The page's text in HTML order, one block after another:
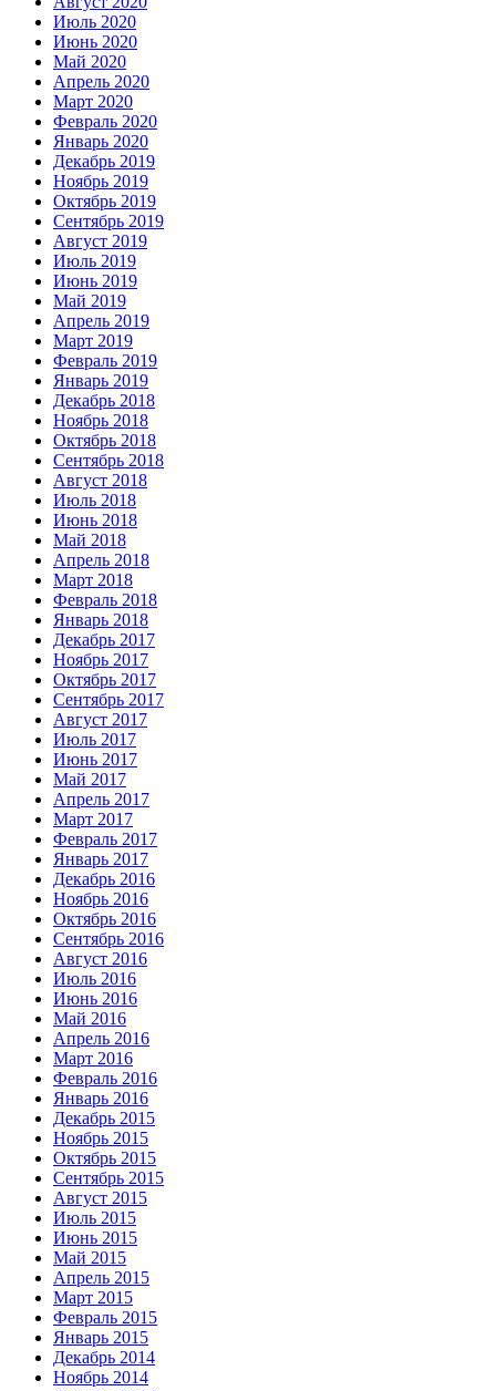
Июль 2020
Июнь 2020
Май 2020
Апрель 2020
Март 2020
Февраль 2020
Январь 2020
Декабрь 2019
Ноябрь 2019
Октябрь 2019
Сентябрь 2019
Август 2019
Июль 2019
Июнь 2019
Май 2019
Апрель 2019
Март 2019
Февраль 2019
Январь 2019
Декабрь 2018
Ноябрь 2018
Октябрь 2018
Сентябрь 2018
Август 2018
Июль 2018
Июнь 2018
Май 2018
Апрель 2018
Март 2018
Февраль 2018
Январь 2018
Декабрь 2017
Ноябрь 2017
Октябрь 2017
Сентябрь 2017
Август 2017
Июль 2017
Июнь 2017
Май 2017
Апрель 2017
Март 2017
Февраль 2017
Январь 2017
Декабрь 2016
Ноябрь 2016
Октябрь 2016
Сентябрь 2016
Август 2016
Июль 2016
Июнь 2016
Май 2016
Апрель 2016
Март 2016
Февраль 2016
Январь 2016
Декабрь 2015
Ноябрь 2015
Октябрь 2015
Сентябрь 2015
Август 2015
Июль 2015
Июнь 2015
Май 2015
Апрель 2015
Март 2015
Февраль 2015
Январь 2015
Декабрь 2014
Ноябрь 2014